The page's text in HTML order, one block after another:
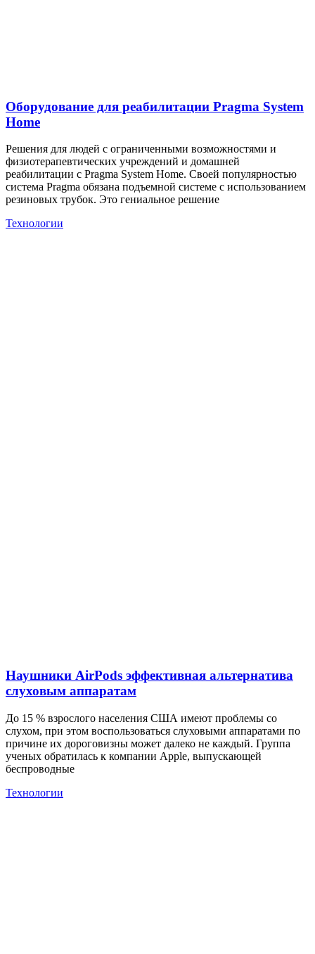
Оборудование для реабилитации Pragma System
Home
Решения для людей с ограниченными возможностями и
физиотерапевтических учреждений и домашней
реабилитации с Pragma System Home. Своей популярностью
система Pragma обязана подъемной системе с использованием
резиновых трубок. Это гениальное решение
Технологии
Наушники AirPods эффективная альтернатива
слуховым аппаратам
До 15 % взрослого населения США имеют проблемы со
слухом, при этом воспользоваться слуховыми аппаратами по
причине их дороговизны может далеко не каждый. Группа
ученых обратилась к компании Apple, выпускающей
беспроводные
Технологии